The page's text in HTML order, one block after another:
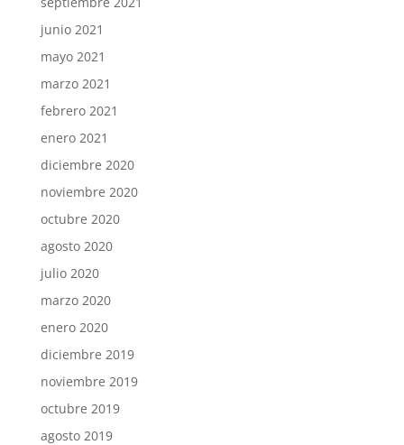
junio 2021
mayo 2021
marzo 2021
febrero 2021
enero 2021
diciembre 2020
noviembre 2020
octubre 2020
agosto 2020
julio 2020
marzo 2020
enero 2020
diciembre 2019
noviembre 2019
octubre 2019
agosto 2019